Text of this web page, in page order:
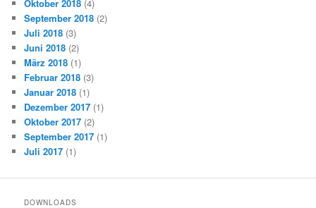
Oktober 2018 (4)
September 2018 (2)
Juli 2018 (3)
Juni 2018 (2)
März 2018 (1)
Februar 2018 (3)
Januar 2018 (1)
Dezember 2017 (1)
Oktober 2017 (2)
September 2017 (1)
Juli 2017 (1)
DOWNLOADS